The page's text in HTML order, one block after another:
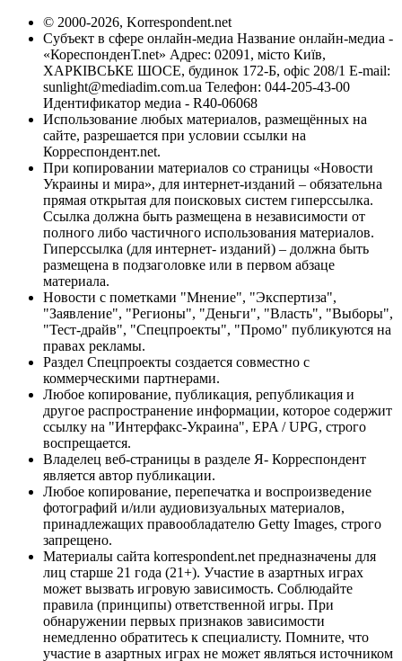
© 2000-2026, Korrespondent.net
Субъект в сфере онлайн-медиа Название онлайн-медиа -
«КореспонденТ.net» Адрес: 02091, місто Київ,
ХАРКІВСЬКЕ ШОСЕ, будинок 172-Б, офіс 208/1 E-mail:
sunlight@mediadim.com.ua Телефон: 044-205-43-00
Идентификатор медиа - R40-06068
Использование любых материалов, размещённых на
сайте, разрешается при условии ссылки на
Корреспондент.net.
При копировании материалов со страницы «Новости
Украины и мира», для интернет-изданий – обязательна
прямая открытая для поисковых систем гиперссылка.
Ссылка должна быть размещена в независимости от
полного либо частичного использования материалов.
Гиперссылка (для интернет- изданий) – должна быть
размещена в подзаголовке или в первом абзаце
материала.
Новости с пометками "Мнение", "Экспертиза",
"Заявление", "Регионы", "Деньги", "Власть", "Выборы",
"Тест-драйв", "Спецпроекты", "Промо" публикуются на
правах рекламы.
Раздел Спецпроекты создается совместно с
коммерческими партнерами.
Любое копирование, публикация, републикация и
другое распространение информации, которое содержит
ссылку на "Интерфакс-Украина", EPA / UPG, строго
воспрещается.
Владелец веб-страницы в разделе Я- Корреспондент
является автор публикации.
Любое копирование, перепечатка и воспроизведение
фотографий и/или аудиовизуальных материалов,
принадлежащих правообладателю Getty Images, строго
запрещено.
Материалы сайта korrespondent.net предназначены для
лиц старше 21 года (21+). Участие в азартных играх
может вызвать игровую зависимость. Соблюдайте
правила (принципы) ответственной игры. При
обнаружении первых признаков зависимости
немедленно обратитесь к специалисту. Помните, что
участие в азартных играх не может являться источником